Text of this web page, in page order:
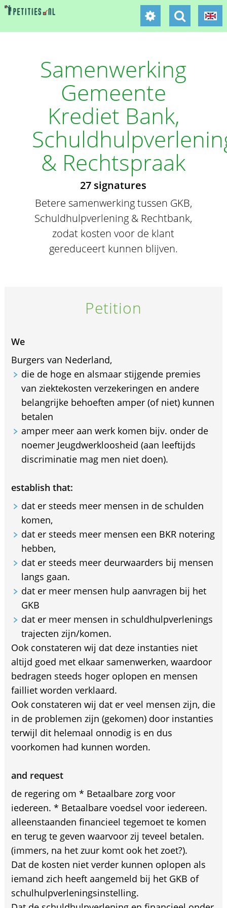
Samenwerking
Gemeente
Krediet Bank,
& Rechtspraak
27 signatures
Betere samenwerking tussen GKB,
Schuldhulpverlening & Rechtbank,
zodat kosten voor de klant
gereduceert kunnen blijven.
Petition
We
Burgers van Nederland,
die de hoge en alsmaar stijgende premies
van ziektekosten verzekeringen en andere
belangrijke behoeften amper (of niet) kunnen
betalen
amper meer aan werk komen bijv. onder de
noemer Jeugdwerkloosheid (aan leeftijds
discriminatie mag men niet doen).
establish that:
dat er steeds meer mensen in de schulden
komen,
dat er steeds meer mensen een BKR notering
hebben,
dat er steeds meer deurwaarders bij mensen
langs gaan.
dat er meer mensen hulp aanvragen bij het
GKB
dat er meer mensen in schuldhulpverlenings
trajecten zijn/komen.
Ook constateren wij dat deze instanties niet
altijd goed met elkaar samenwerken, waardoor
bedragen steeds hoger oplopen en mensen
failliet worden verklaard.
Ook constateren wij dat er veel mensen zijn, die
in de problemen zijn (gekomen) door instanties
terwijl dit helemaal onnodig is en dus
voorkomen had kunnen worden.
and request
de regering om * Betaalbare zorg voor
iedereen. * Betaalbare voedsel voor iedereen.
alleenstaanden financieel tegemoet te komen
en terug te geven waarvoor zij teveel betalen.
(immers, na het zuur komt ook het zoet?).
Dat de kosten niet verder kunnen oplopen als
iemand zich heeft aangemeld bij het GKB of
schulhulpverleningsinstelling.